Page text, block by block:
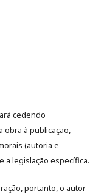
cedendo
à publicação,
(autoria e
a legislação especí­fica.
portanto, o autor